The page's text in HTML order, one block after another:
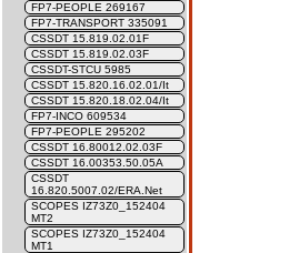
FP7-PEOPLE 269167
FP7-TRANSPORT 335091
CSSDT 15.819.02.01F
CSSDT 15.819.02.03F
CSSDT-STCU 5985
CSSDT 15.820.16.02.01/It
CSSDT 15.820.18.02.04/It
FP7-INCO 609534
FP7-PEOPLE 295202
CSSDT 16.80012.02.03F
CSSDT 16.00353.50.05A
CSSDT
16.820.5007.02/ERA.Net
SCOPES IZ73Z0_152404
MT2
SCOPES IZ73Z0_152404
MT1